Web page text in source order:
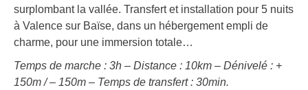
surplombant la vallée. Transfert et installation pour 5 nuits
à Valence sur Baïse, dans un hébergement empli de
charme, pour une immersion totale…
Temps de marche : 3h – Distance : 10km – Dénivelé : +
150m / – 150m – Temps de transfert : 30min.